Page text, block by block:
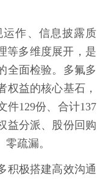
作、信息披露质
等多维度展开，是
全面检验。多氟多
权益的核心基石，
件129份、合计137
益分派、股份回购
疏漏。
积极搭建高效沟通